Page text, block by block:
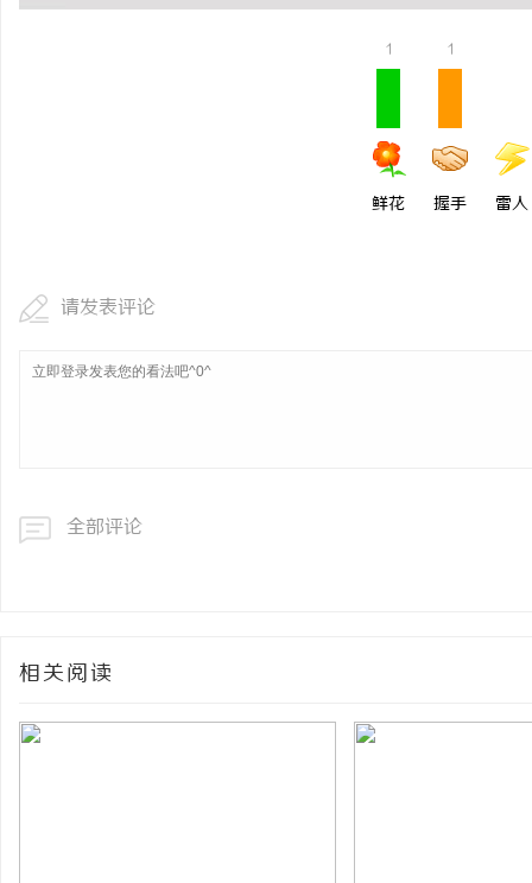
1
鲜花
1
握手 雷人
请发表评论
全部评论
相关阅读